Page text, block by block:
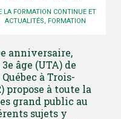
LA FORMATION CONTINUE ET
ACTUALITÉS, FORMATION
anniversaire,
âge (UTA) de
à Trois-
propose à toute la
grand public au
sujets y